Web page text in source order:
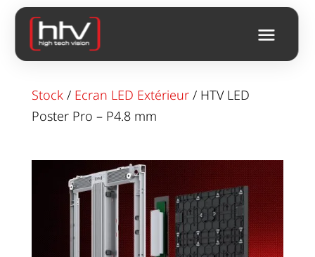
Stock/ Ecran LED Extérieur/ HTV LED
Poster Pro – P4.8 mm